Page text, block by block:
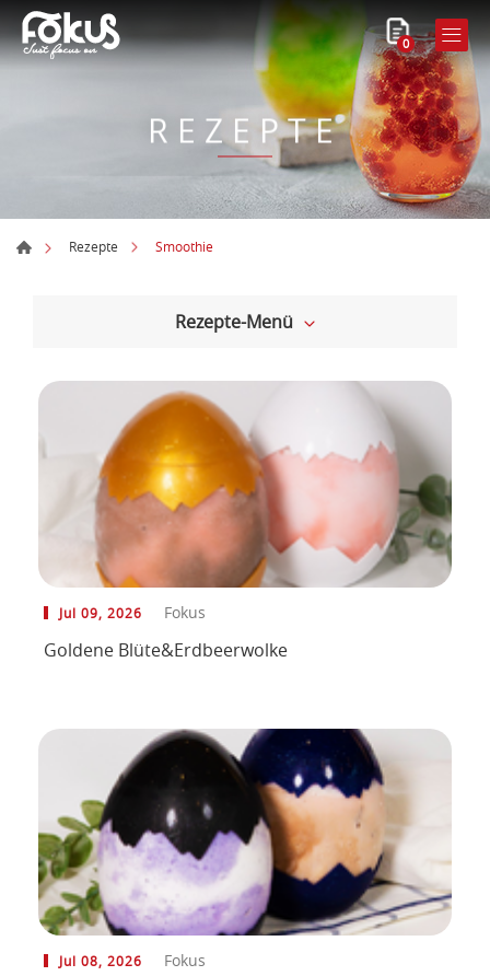
0
REZEPTE
Rezepte Smoothie
Rezepte-Menü
Jul 09, 2026 Fokus
Goldene Blüte&Erdbeerwolke
Jul 08, 2026 Fokus